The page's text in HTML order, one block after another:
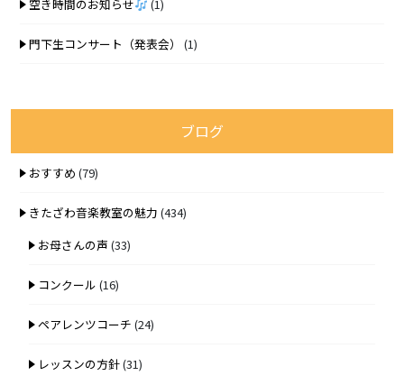
空き時間のお知らせ (1)
門下生コンサート（発表会） (1)
ブログ
おすすめ (79)
きたざわ音楽教室の魅力 (434)
お母さんの声 (33)
コンクール (16)
ペアレンツコーチ (24)
レッスンの方針(31)